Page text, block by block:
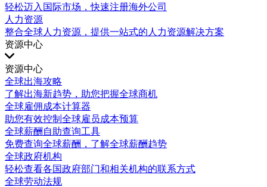
轻松迈入国际市场，快速注册海外公司
人力资源
整合全球人力资源，提供一站式的人力资源解决方案
资源中心
资源中心
全球出海攻略
了解出海新趋势，助您把握全球商机
全球雇佣成本计算器
助您有效控制全球雇员成本预算
全球薪酬自助查询工具
免费查询全球薪酬，了解全球薪酬趋势
全球政府机构
轻松查看各国政府部门和相关机构的联系方式
全球劳动法规